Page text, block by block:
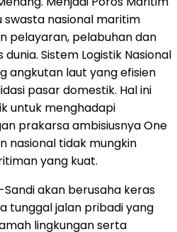
swasta nasional maritim
pelayaran, pelabuhan dan
Sistem Logistik Nasional
angkutan laut yang efisien
pasar domestik. Hal ini
untuk menghadapi
prakarsa ambisiusnya One
nasional tidak mungkin
yang kuat.
akan berusaha keras
tunggal jalan pribadi yang
lingkungan serta